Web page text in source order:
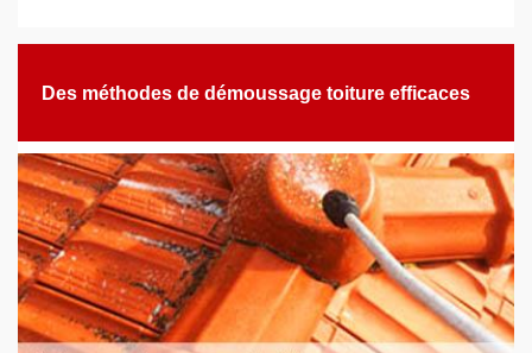
Des méthodes de démoussage toiture efficaces